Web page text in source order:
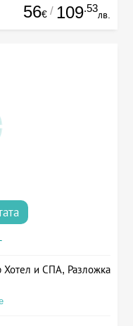
56€ / 109.53
лв.
и СПА, Разложка